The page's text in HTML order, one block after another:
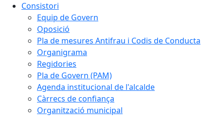
Consistori
Equip de Govern
Oposició
Pla de mesures Antifrau i Codis de Conducta
Organigrama
Regidories
Pla de Govern (PAM)
Agenda institucional de l'alcalde
Càrrecs de confiança
Organització municipal